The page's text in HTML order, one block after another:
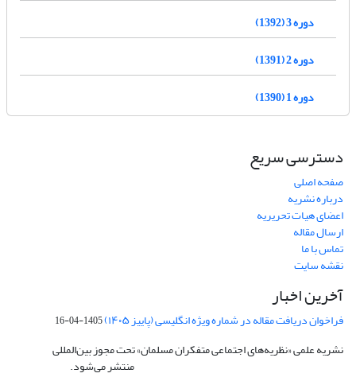
دوره 3 (1392)
دوره 2 (1391)
دوره 1 (1390)
دسترسی سریع
صفحه اصلی
درباره نشریه
اعضای هیات تحریریه
ارسال مقاله
تماس با ما
نقشه سایت
آخرین اخبار
فراخوان دریافت مقاله در شماره ویژه انگلیسی (پاییز ۱۴۰۵) 1405-04-16
نشریه علمی «نظریه‌های اجتماعی متفکران مسلمان» تحت مجوز بین‌المللی
منتشر می‌شود.